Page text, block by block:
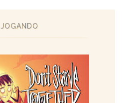
JOGANDO